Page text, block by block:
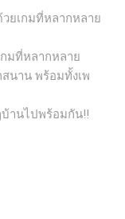
ยเกมที่หลากหลาย
มที่หลากหลาย
นาน พร้อมทั้งเพ
บ้านไปพร้อมกัน!!